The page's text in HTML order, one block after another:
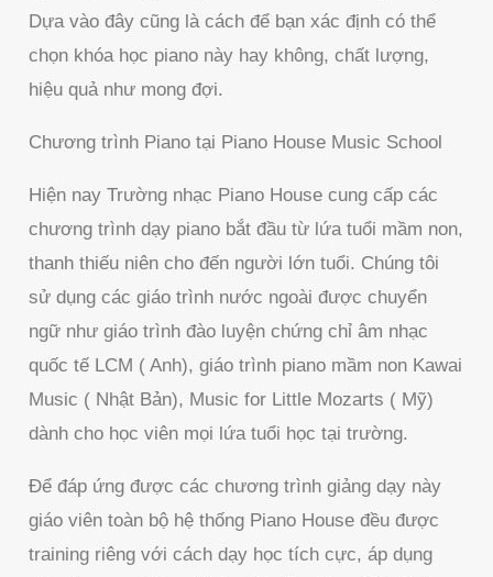
Dựa vào đây cũng là cách để bạn xác định có thể
chọn khóa học piano này hay không, chất lượng,
hiệu quả như mong đợi.
Chương trình Piano tại Piano House Music School
Hiện nay Trường nhạc Piano House cung cấp các
chương trình dạy piano bắt đầu từ lứa tuổi mầm non,
thanh thiếu niên cho đến người lớn tuổi. Chúng tôi
sử dụng các giáo trình nước ngoài được chuyển
ngữ như giáo trình đào luyện chứng chỉ âm nhạc
quốc tế LCM ( Anh), giáo trình piano mầm non Kawai
Music ( Nhật Bản), Music for Little Mozarts ( Mỹ)
dành cho học viên mọi lứa tuổi học tại trường.
Để đáp ứng được các chương trình giảng dạy này
giáo viên toàn bộ hệ thống Piano House đều được
training riêng với cách dạy học tích cực, áp dụng